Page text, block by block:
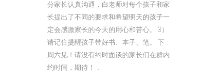
分家长认真沟通，白老师对每个孩子和家
长提出了不同的要求和希望明天的孩子一
定会感激家长的今天的用心和苦心。 3）
请记住提醒孩子带好书、本子、笔。 下
周六见！请没有约时面谈的家长们在群内
约时间，期待！ ...